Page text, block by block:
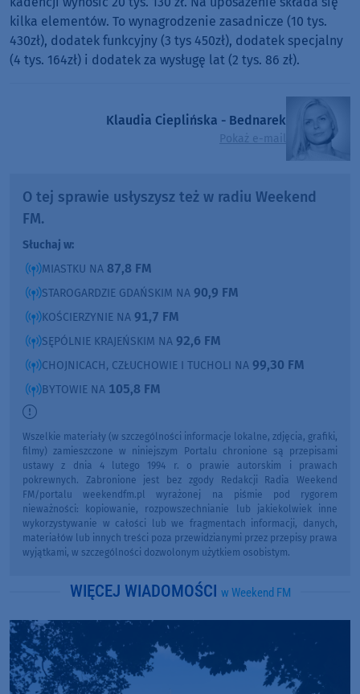
kilka elementów. To wynagrodzenie zasadnicze (10 tys.
430zł), dodatek funkcyjny (3 tys 450zł), dodatek specjalny
(4 tys. 164zł) i dodatek za wysługę lat (2 tys. 86 zł).
Klaudia Cieplińska - Bednarek
Pokaż e-mail
O tej sprawie usłyszysz też w radiu Weekend
FM.
Słuchaj w:
MIASTKU NA 87,8 FM
STAROGARDZIE GDAŃSKIM NA 90,9 FM
KOŚCIERZYNIE NA 91,7 FM
SĘPÓLNIE KRAJEŃSKIM NA 92,6 FM
CHOJNICACH, CZŁUCHOWIE I TUCHOLI NA 99,30 FM
BYTOWIE NA 105,8 FM
Wszelkie materiały (w szczególności informacje lokalne, zdjęcia, grafiki,
filmy) zamieszczone w niniejszym Portalu chronione są przepisami
ustawy z dnia 4 lutego 1994 r. o prawie autorskim i prawach
pokrewnych. Zabronione jest bez zgody Redakcji Radia Weekend
FM/portalu weekendfm.pl wyrażonej na piśmie pod rygorem
nieważności: kopiowanie, rozpowszechnianie lub jakiekolwiek inne
wykorzystywanie w całości lub we fragmentach informacji, danych,
materiałów lub innych treści poza przewidzianymi przez przepisy prawa
wyjątkami, w szczególności dozwolonym użytkiem osobistym.
WIĘCEJ WIADOMOŚCI w Weekend FM